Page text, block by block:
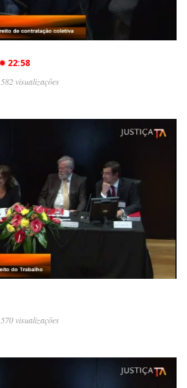
22:58
582 visualizações
570 visualizações